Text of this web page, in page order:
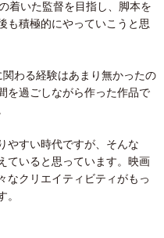
着いた監督を目指し、脚本を
も積極的にやっていこうと思
わる経験はあまり無かったの
を過ごしながら作った作品で
やすい時代ですが、そんな
ていると思っています。映画
なクリエイティビティがもっ
。